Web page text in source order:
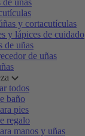
de uñas
y cortacutículas
y lápices de cuidado
de uñas
de uñas
todos
baño
pies
regalo
manos y uñas